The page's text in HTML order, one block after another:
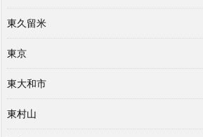
東久留米
東京
東大和市
東村山